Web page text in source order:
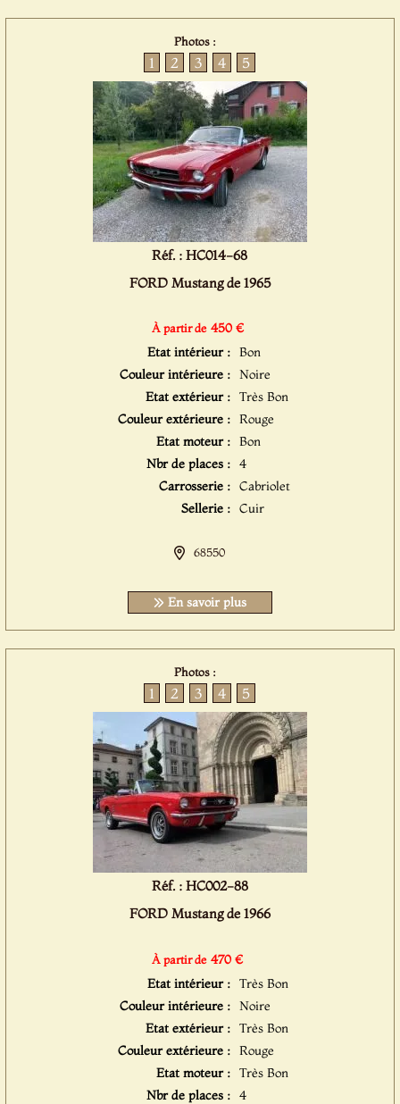
Photos :
1 2 3 4 5
Réf. : HC014-68
FORD Mustang de 1965
À partir de 450 €
Etat intérieur : Bon
Couleur intérieure : Noire
Etat extérieur : Très Bon
Couleur extérieure : Rouge
Etat moteur : Bon
Nbr de places : 4
Carrosserie : Cabriolet
Sellerie : Cuir
68550
En savoir plus
Photos :
1 2 3 4 5
Réf. : HC002-88
FORD Mustang de 1966
À partir de 470 €
Etat intérieur : Très Bon
Couleur intérieure : Noire
Etat extérieur : Très Bon
Couleur extérieure : Rouge
Etat moteur : Très Bon
Nbr de places : 4